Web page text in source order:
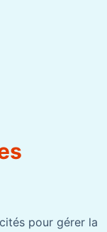
pour gérer la